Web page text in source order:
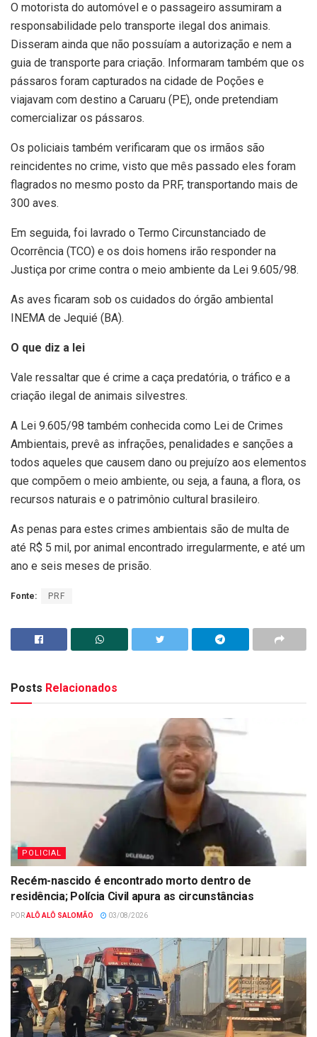
O motorista do automóvel e o passageiro assumiram a
responsabilidade pelo transporte ilegal dos animais.
Disseram ainda que não possuíam a autorização e nem a
guia de transporte para criação. Informaram também que os
pássaros foram capturados na cidade de Poções e
viajavam com destino a Caruaru (PE), onde pretendiam
comercializar os pássaros.
Os policiais também verificaram que os irmãos são
reincidentes no crime, visto que mês passado eles foram
flagrados no mesmo posto da PRF, transportando mais de
300 aves.
Em seguida, foi lavrado o Termo Circunstanciado de
Ocorrência (TCO) e os dois homens irão responder na
Justiça por crime contra o meio ambiente da Lei 9.605/98.
As aves ficaram sob os cuidados do órgão ambiental
INEMA de Jequié (BA).
O que diz a lei
Vale ressaltar que é crime a caça predatória, o tráfico e a
criação ilegal de animais silvestres.
A Lei 9.605/98 também conhecida como Lei de Crimes
Ambientais, prevê as infrações, penalidades e sanções a
todos aqueles que causem dano ou prejuízo aos elementos
que compõem o meio ambiente, ou seja, a fauna, a flora, os
recursos naturais e o patrimônio cultural brasileiro.
As penas para estes crimes ambientais são de multa de
até R$ 5 mil, por animal encontrado irregularmente, e até um
ano e seis meses de prisão.
Fonte: PRF
Posts Relacionados
POLICIAL
Recém-nascido é encontrado morto dentro de
residência; Polícia Civil apura as circunstâncias
PORALÔ ALÔ SALOMÃO 03/08/2026